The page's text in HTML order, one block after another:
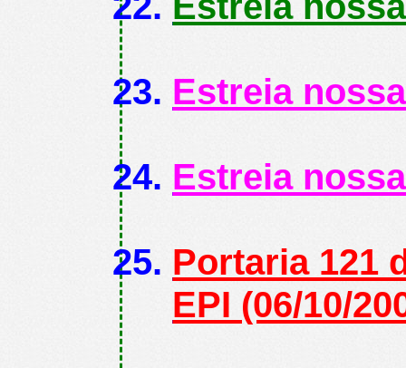
Estreia
Estreia
Portaria 121
EPI (06/10/